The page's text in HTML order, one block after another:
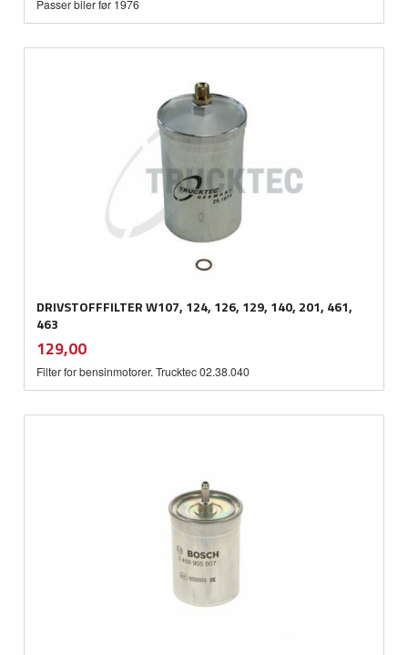
Passer biler før 1976
DRIVSTOFFFILTER W107, 124, 126, 129, 140, 201, 461,
463
Pris
129,00mva.
Filter for bensinmotorer. Trucktec 02.38.040